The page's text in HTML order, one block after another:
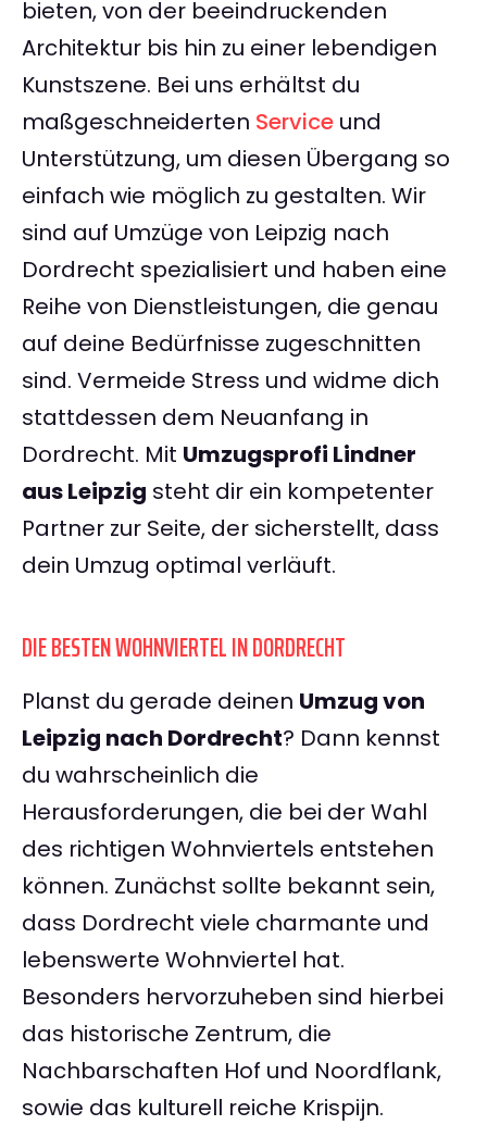
bieten, von der beeindruckenden
Architektur bis hin zu einer lebendigen
Kunstszene. Bei uns erhältst du
maßgeschneiderten Service und
Unterstützung, um diesen Übergang so
einfach wie möglich zu gestalten. Wir
sind auf Umzüge von Leipzig nach
Dordrecht spezialisiert und haben eine
Reihe von Dienstleistungen, die genau
auf deine Bedürfnisse zugeschnitten
sind. Vermeide Stress und widme dich
stattdessen dem Neuanfang in
Dordrecht. Mit Umzugsprofi Lindner
aus Leipzig steht dir ein kompetenter
Partner zur Seite, der sicherstellt, dass
dein Umzug optimal verläuft.
DIE BESTEN WOHNVIERTEL IN DORDRECHT
Planst du gerade deinen Umzug von
Leipzig nach Dordrecht? Dann kennst
du wahrscheinlich die
Herausforderungen, die bei der Wahl
des richtigen Wohnviertels entstehen
können. Zunächst sollte bekannt sein,
dass Dordrecht viele charmante und
lebenswerte Wohnviertel hat.
Besonders hervorzuheben sind hierbei
das historische Zentrum, die
Nachbarschaften Hof und Noordflank,
sowie das kulturell reiche Krispijn.